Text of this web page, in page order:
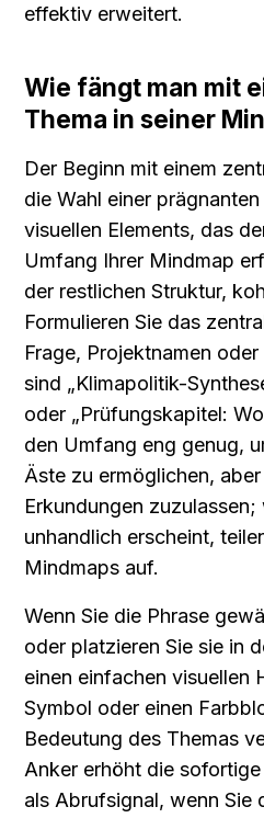
effektiv erweitert.
Wie fängt man mit
Thema in seiner
Der Beginn mit einem
die Wahl einer
visuellen Elements, das
Umfang Ihrer Mindmap
der restlichen Struktur,
Formulieren Sie das
Frage, Projektnamen
sind „Klimapolitik-
oder „Prüfungskapitel:
den Umfang eng genug,
Äste zu ermöglichen,
Erkundungen zuzulassen;
unhandlich erscheint,
Mindmaps auf.
Wenn Sie die Phrase
oder platzieren Sie sie in
einen einfachen visuellen
Symbol oder einen
Bedeutung des Themas
Anker erhöht die
als Abrufsignal, wenn Sie